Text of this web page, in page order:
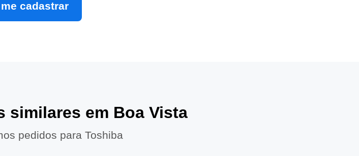
cadastrar
similares em Boa Vista
pedidos para Toshiba